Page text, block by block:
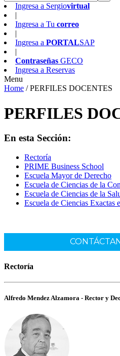
Ingresa a Sergiovirtual
Ingresa a Tu correo
Ingresa a PORTALSAP
Contraseñas GECO
Ingresa a Reservas
Menu
Home /PERFILES DOCENTES
PERFILES
En esta Sección:
Rectoría
PRIME Business School
Escuela Mayor de Derecho
Escuela de Ciencias de la
Escuela de Ciencias de la
Escuela de Ciencias Exactas
Rectoría
Alfredo Mendez Alzamora - Rector y